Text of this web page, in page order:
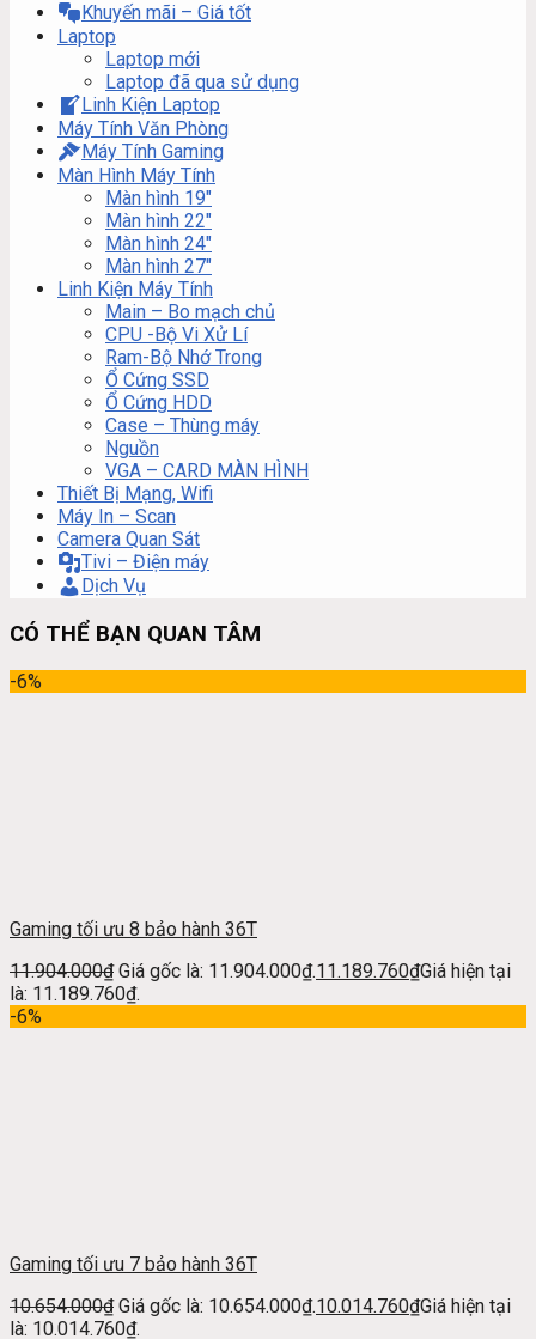
Khuyến mãi – Giá tốt
Laptop
Laptop mới
Laptop đã qua sử dụng
Linh Kiện Laptop
Máy Tính Văn Phòng
Máy Tính Gaming
Màn Hình Máy Tính
Màn hình 19″
Màn hình 22″
Màn hình 24″
Màn hình 27″
Linh Kiện Máy Tính
Main – Bo mạch chủ
CPU -Bộ Vi Xử Lí
Ram-Bộ Nhớ Trong
Ổ Cứng SSD
Ổ Cứng HDD
Case – Thùng máy
Nguồn
VGA – CARD MÀN HÌNH
Thiết Bị Mạng, Wifi
Máy In – Scan
Camera Quan Sát
Tivi – Điện máy
Dịch Vụ
CÓ THỂ BẠN QUAN TÂM
-6%
Gaming tối ưu 8 bảo hành 36T
11.904.000₫ Giá gốc là: 11.904.000₫.11.189.760₫Giá hiện tại
là: 11.189.760₫.
-6%
Gaming tối ưu 7 bảo hành 36T
10.654.000₫ Giá gốc là: 10.654.000₫.10.014.760₫Giá hiện tại
là: 10.014.760₫.